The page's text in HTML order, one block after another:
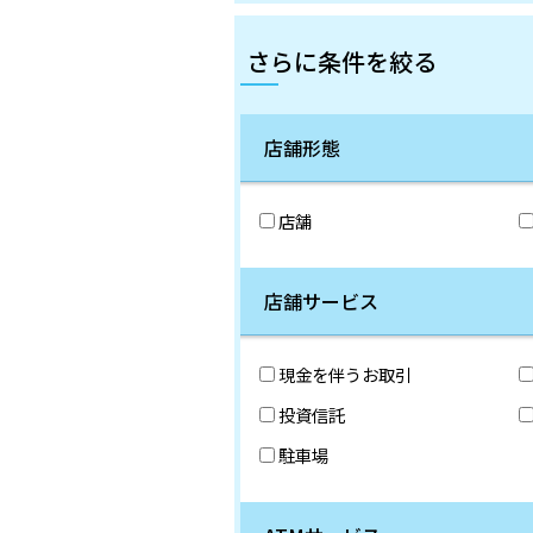
さらに条件を絞る
店舗形態
店舗
店舗サービス
現金を伴うお取引
投資信託
駐車場